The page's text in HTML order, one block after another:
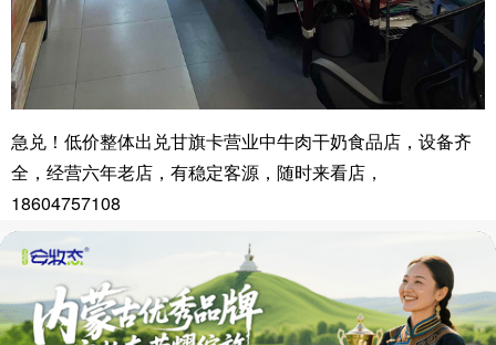
急兑！低价整体出兑甘旗卡营业中牛肉干奶食品店，设备齐
全，经营六年老店，有稳定客源，随时来看店，
18604757108